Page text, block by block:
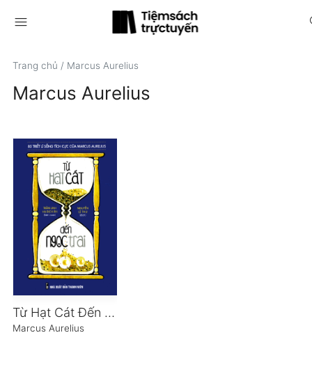
menu
Trang chủ / Marcus Aurelius
Marcus Aurelius
Từ Hạt Cát Đến Ngọc Trai
Marcus Aurelius